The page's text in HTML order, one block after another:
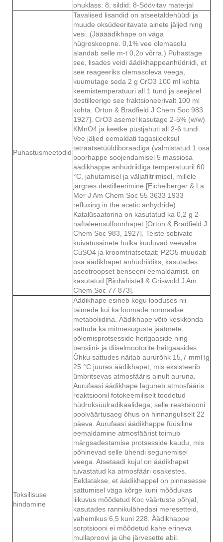
ohuklass: 8; sildid: 8-Söövitav materjal
Puhastusmeetodid
Tavalised lisandid on atseetaldehüüdi ja
muude oksüdeeritavate ainete jäljed ning
vesi. (Jäääädikhape on väga
hügroskoopne. 0,1% vee olemasolu
alandab selle m-t 0,2o võrra.) Puhastage
see, lisades veidi äädikhappeanhüdriidi, et
see reageeriks olemasoleva veega,
kuumutage seda 2 g CrO3 100 ml kohta
keemistemperatuuri all 1 tund ja seejärel
destilleerige see fraktsioneerivalt 100 ml
kohta. Orton & Bradfield J Chem Soc 983
1927]. CrO3 asemel kasutage 2-5% (w/w)
KMnO4 ja keetke püstjahuti all 2-6 tundi.
Vee jäljed eemaldati tagasijooksul
tetraatsetüüldiboraadiga (valmistatud 1 osa
boorhappe soojendamisel 5 massiosa
äädikhappe anhüdriidiga temperatuuril 60
°C, jahutamisel ja väljafiltrimisel, millele
järgnes destilleerimine [Eichelberger & La
Mer J Am Chem Soc 55 3633 1933
refluxing in the acetic anhydride).
Katalüsaatorina on kasutatud ka 0,2 g 2-
naftaleensulfoonhapet [Orton & Bradfield J
Chem Soc 983, 1927]. Teiste sobivate
kuivatusainete hulka kuuluvad veevaba
CuSO4 ja kroomtriatsetaat: P2O5 muudab
osa äädikhapet anhüdriidiks, kasutades
aseotroopset benseeni eemaldamist. on
kasutatud [Birdwhistell & Griswold J Am
Chem Soc 77 873].
Toksilisuse
hindamine
Äädikhape esineb kogu looduses nii
taimede kui ka loomade normaalse
metaboliidina. Äädikhape võib keskkonda
sattuda ka mitmesuguste jäätmete,
põlemisprotsesside heitgaaside ning
bensiini- ja diiselmootorite heitgaasides.
Õhku sattudes näitab aururõhk 15,7 mmHg
25 °C juures äädikhapet, mis eksisteerib
ümbritsevas atmosfääris ainult auruna.
Aurufaasi äädikhape laguneb atmosfääris
reaktsioonil fotokeemiliselt toodetud
hüdroksüülradikaalidega; selle reaktsiooni
poolväärtusaeg õhus on hinnanguliselt 22
päeva. Aurufaasi äädikhappe füüsiline
eemaldamine atmosfäärist toimub
märgsadestamise protsesside kaudu, mis
põhinevad selle ühendi segunemisel
veega. Atsetaadi kujul on äädikhapet
tuvastatud ka atmosfääri osakestes.
Eeldatakse, et äädikhappel on pinnasesse
sattumisel väga kõrge kuni mõõdukas
liikuvus mõõdetud Koc väärtuste põhjal,
kasutades rannikulähedasi meresetteid,
vahemikus 6,5 kuni 228. Äädikhappe
sorptsiooni ei mõõdetud kahe erineva
mullaproovi ja ühe järvesette abil.